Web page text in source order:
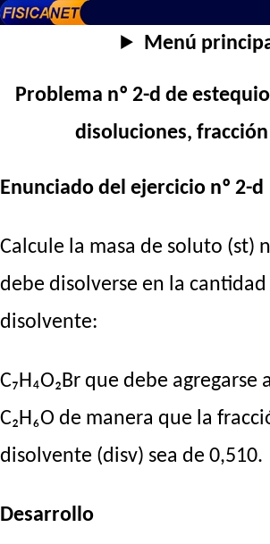
Menú
Problema nº 2-d de
disoluciones,
Enunciado del ejercicio nº 2-d
Calcule la masa de soluto (st)
debe disolverse en la
disolvente:
C₇H₄O₂Br que debe agregarse
C₂H₆O de manera que la
disolvente (disv) sea de 0,510.
Desarrollo